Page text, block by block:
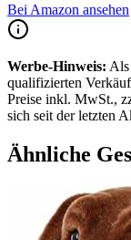
Bei Amazon ansehen
Werbe-Hinweis: Als
qualifizierten
Preise inkl. MwSt.,
sich seit der letzten
Ähnliche